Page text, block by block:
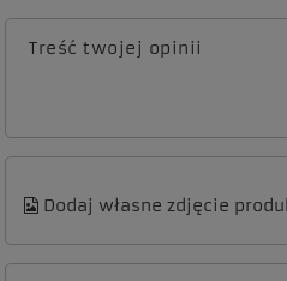
Treść twojej opinii
Dodaj własne zdjęcie